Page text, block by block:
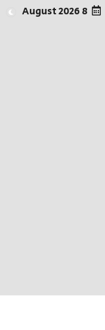
8 August 2026